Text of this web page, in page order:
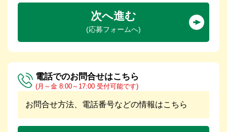
次へ進む
(応募フォームへ)
電話でのお問合せはこちら
(月～金 8:00～17:00 受付可能です)
お問合せ方法、電話番号などの情報はこちら